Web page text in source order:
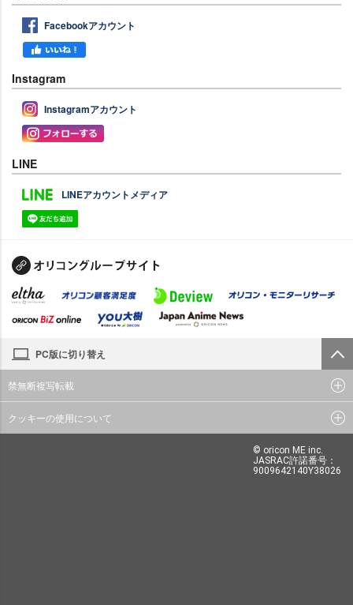
Facebookアカウント
Instagram
Instagramアカウント
LINE
LINEアカウントメディア
PC版に切り替え
禁無断複写転載
クッキーの使用について
© oricon ME inc.
JASRAC許諾番号：
9009642140Y38026